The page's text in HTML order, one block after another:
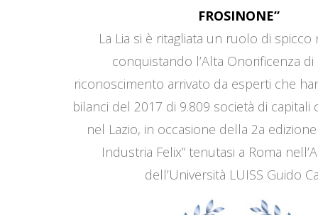
FROSINONE”
La Lia si è ritagliata un ruolo di
conquistando l’Alta Onorificenza di
riconoscimento arrivato da esperti che
bilanci del 2017 di 9.809 società di capitali
nel Lazio, in occasione della 2a
Industria Felix” tenutasi a Roma
dell’Università LUISS Guido